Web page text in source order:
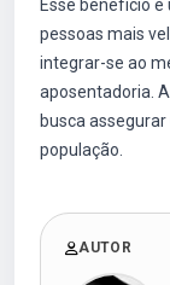
Esse benefício
pessoas mais
integrar-se ao
aposentadoria.
busca
população.
AUTOR